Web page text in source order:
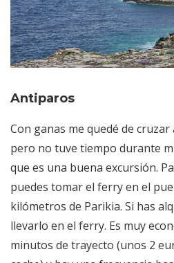
Antiparos
Con ganas me quedé de
pero no tuve tiempo durante
que es una buena excursión.
puedes tomar el ferry en el
kilómetros de Parikia. Si has
llevarlo en el ferry. Es muy
minutos de trayecto (unos 2